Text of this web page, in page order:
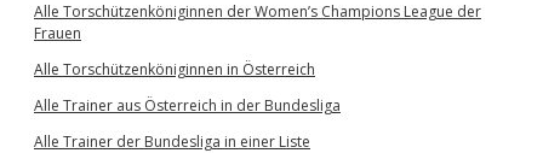
Alle Torschützenköniginnen der Women’s Champions League der
Frauen
Alle Torschützenköniginnen in Österreich
Alle Trainer aus Österreich in der Bundesliga
Alle Trainer der Bundesliga in einer Liste